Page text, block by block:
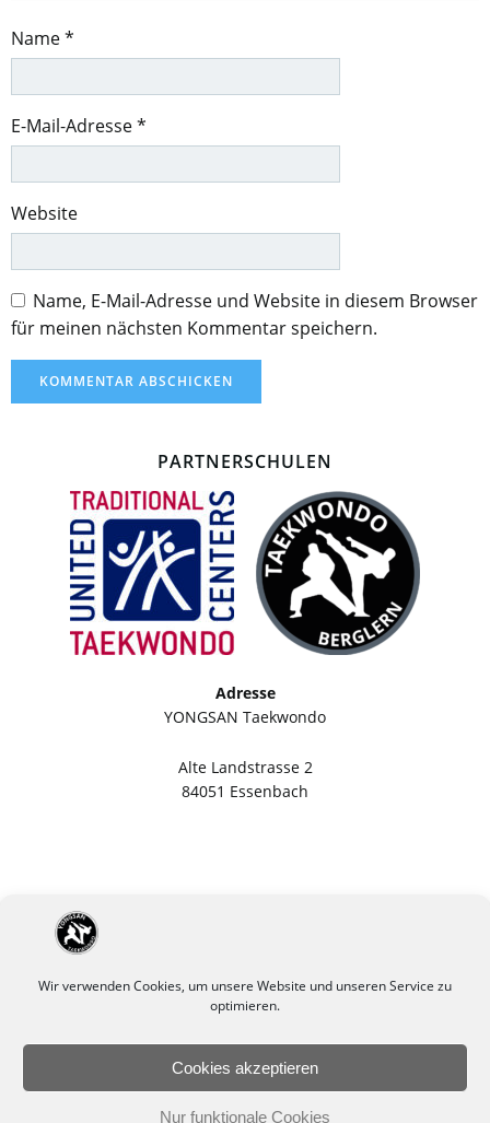
Wir verwenden Cookies, um unsere Website und unseren Service zu
optimieren.
Cookies akzeptieren
Nur funktionale Cookies
Name*
E-Mail-Adresse*
Website
Name, E-Mail-Adresse und Website in diesem Browser
für meinen nächsten Kommentar speichern.
PARTNERSCHULEN
Adresse
YONGSAN Taekwondo
Alte Landstrasse 2
84051 Essenbach
Impressum
Datenschutzerklärung